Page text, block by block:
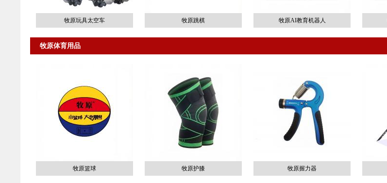
牧原玩具太空车 牧原跳棋 牧原AI教育机器人
牧原体育用品
牧原篮球 牧原护膝 牧原握力器